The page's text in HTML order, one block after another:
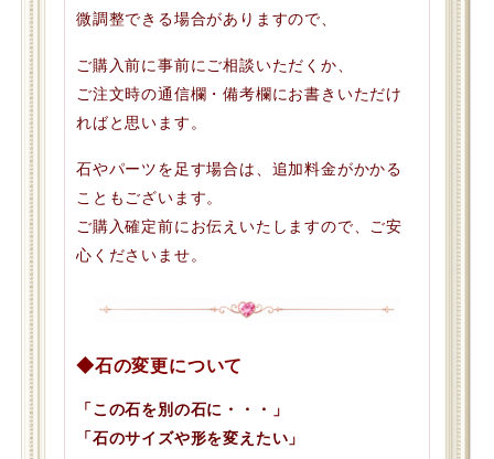
微調整できる場合がありますので、
ご購入前に事前にご相談いただくか、
ご注文時の通信欄・備考欄にお書きいただけ
ればと思います。
石やパーツを足す場合は、追加料金がかかる
こともございます。
ご購入確定前にお伝えいたしますので、ご安
心くださいませ。
◆石の変更について
「この石を別の石に・・・」
「石のサイズや形を変えたい」